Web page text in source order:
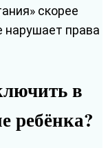
скорее
нарушает права
в
ребёнка?